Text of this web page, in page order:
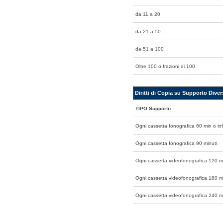
da 11 a 20
da 21 a 50
da 51 a 100
Oltre 100 o frazioni di 100
Diritti di Copia su Supporto
TIPO Supporto
Ogni cassetta fonografica 60 min o
Ogni cassetta fonografica 90 minuti
Ogni cassetta videofonografica 120
Ogni cassetta videofonografica 180
Ogni cassetta videofonografica 240